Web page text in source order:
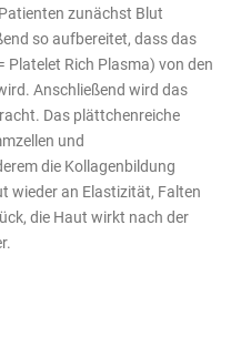
zunächst Blut
so aufbereitet, dass das
Platelet Rich Plasma) von den
Anschließend wird das
Das plättchenreiche
und
die Kollagenbildung
wieder an Elastizität, Falten
die Haut wirkt nach der